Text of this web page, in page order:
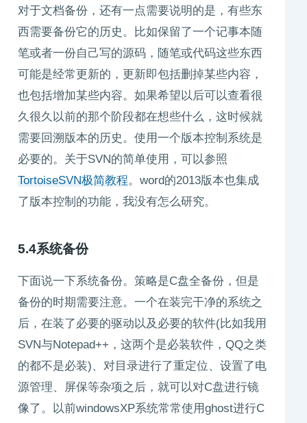
对于文档备份，还有一点需要说明的是，有些东
西需要备份它的历史。比如保留了一个记事本随
笔或者一份自己写的源码，随笔或代码这些东西
可能是经常更新的，更新即包括删掉某些内容，
也包括增加某些内容。如果希望以后可以查看很
久很久以前的那个阶段都在想些什么，这时候就
需要回溯版本的历史。使用一个版本控制系统是
必要的。关于SVN的简单使用，可以参照
TortoiseSVN极简教程。word的2013版本也集成
了版本控制的功能，我没有怎么研究。
5.4系统备份
下面说一下系统备份。策略是C盘全备份，但是
备份的时期需要注意。一个在装完干净的系统之
后，在装了必要的驱动以及必要的软件(比如我用
SVN与Notepad++，这两个是必装软件，QQ之类
的都不是必装)、对目录进行了重定位、设置了电
源管理、屏保等杂项之后，就可以对C盘进行镜
像了。以前windowsXP系统常常使用ghost进行C